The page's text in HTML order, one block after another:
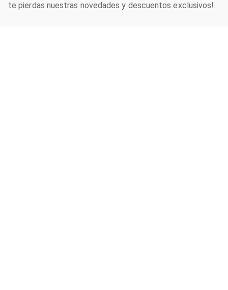
te pierdas nuestras novedades y descuentos exclusivos!